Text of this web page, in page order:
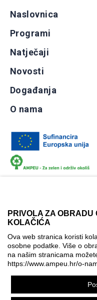
PRIVOLA ZA OBRADU
KOLAČIĆA
Ova web stranica koristi
osobne podatke. Više o
na našim stranicama
https://www.ampeu.hr/o-
Naslovnica
Programi
Natječaji
Novosti
Događanja
O nama
Izjava o pristupačnosti
Politika korištenja
Ova mrežna stranica je